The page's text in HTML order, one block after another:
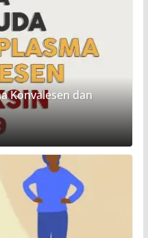
Konvalesen dan